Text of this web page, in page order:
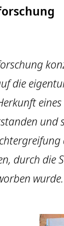
die
und
durch die
wurde.